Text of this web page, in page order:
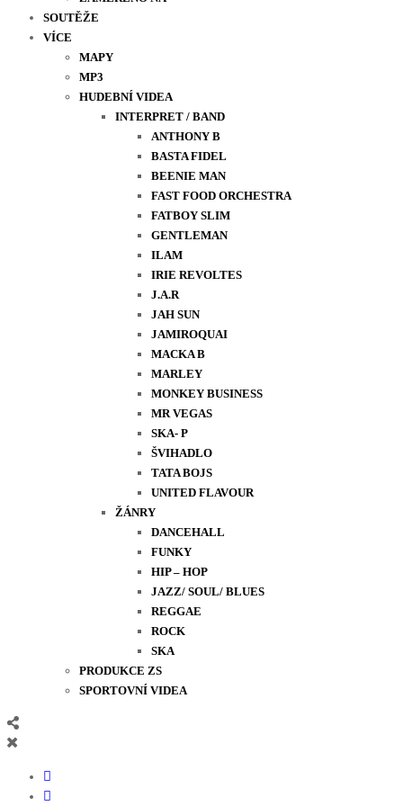
SOUTĚŽE
VÍCE
MAPY
MP3
HUDEBNÍ VIDEA
INTERPRET / BAND
ANTHONY B
BASTA FIDEL
BEENIE MAN
FAST FOOD ORCHESTRA
FATBOY SLIM
GENTLEMAN
ILAM
IRIE REVOLTES
J.A.R
JAH SUN
JAMIROQUAI
MACKA B
MARLEY
MONKEY BUSINESS
MR VEGAS
SKA- P
ŠVIHADLO
TATA BOJS
UNITED FLAVOUR
ŽÁNRY
DANCEHALL
FUNKY
HIP – HOP
JAZZ/ SOUL/ BLUES
REGGAE
ROCK
SKA
PRODUKCE ZS
SPORTOVNÍ VIDEA